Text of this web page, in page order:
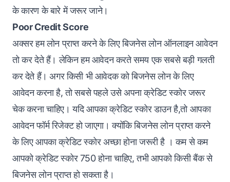
के कारण के बारे में जरूर जाने।
Poor Credit Score
अक्सर हम लोन प्राप्त करने के लिए बिजनेस लोन ऑनलाइन आवेदन
तो कर देते हैं। लेकिन हम आवेदन करते समय एक सबसे बड़ी गलती
कर देते हैं। अगर किसी भी आवेदक को बिजनेस लोन के लिए
आवेदन करना है, तो सबसे पहले उसे अपना क्रेडिट स्कोर जरूर
चेक करना चाहिए। यदि आपका क्रेडिट स्कोर डाउन है,तो आपका
आवेदन फॉर्म रिजेक्ट हो जाएगा। क्योंकि बिजनेस लोन प्राप्त करने
के लिए आपकाक्रेडिट स्कोरअच्छा होना जरूरी है । कम से कम
आपको क्रेडिट स्कोर 750 होना चाहिए, तभी आपको किसी बैंक से
बिजनेस लोन प्राप्त हो सकता है।